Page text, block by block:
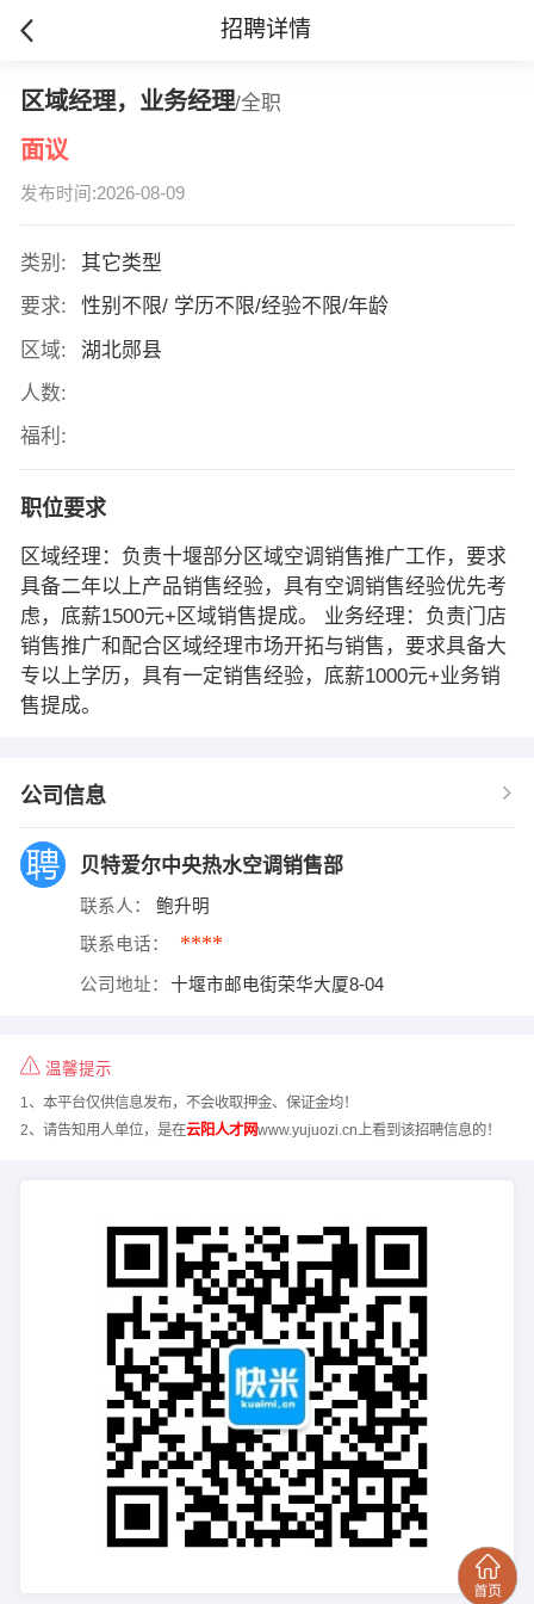
招聘详情
区域经理，业务经理/全职
面议
发布时间:2026-08-09
类别:
其它类型
要求:
性别不限/ 学历不限/经验不限/年龄
区域:
湖北郧县
人数:
福利:
职位要求
区域经理：负责十堰部分区域空调销售推广工作，要求
具备二年以上产品销售经验，具有空调销售经验优先考
虑，底薪1500元+区域销售提成。 业务经理：负责门店
销售推广和配合区域经理市场开拓与销售，要求具备大
专以上学历，具有一定销售经验，底薪1000元+业务销
售提成。
公司信息
贝特爱尔中央热水空调销售部
联系人： 鲍升明
联系电话： ****
公司地址： 十堰市邮电街荣华大厦8-04
温馨提示
1、本平台仅供信息发布，不会收取押金、保证金均！
2、请告知用人单位，是在云阳人才网www.yujuozi.cn上看到该招聘信息的！